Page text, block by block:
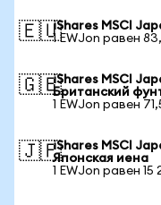
🇪🇺iShares MSCI
1 EWJon равен
🇬🇧iShares MSCI
Британский
1 EWJon равен
🇯🇵iShares MSCI
Японская иена
1 EWJon равен 15